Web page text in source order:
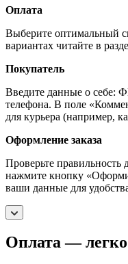
Оплата
Выберите оптимальный
вариантах читайте в
Покупатель
Введите данные о себе:
телефона. В поле
для курьера (например,
Оформление заказа
Проверьте
нажмите кнопку
ваши данные для
Оплата — легко